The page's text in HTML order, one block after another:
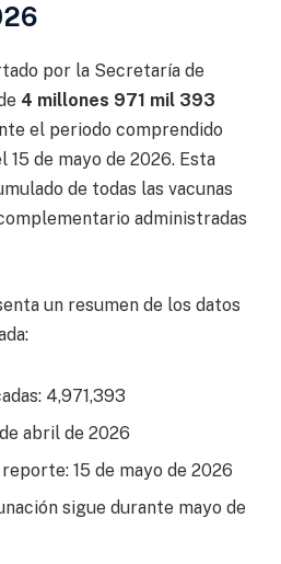
por la Secretaría de
4 millones 971 mil 393
el periodo comprendido
de mayo de 2026. Esta
de todas las vacunas
administradas
un resumen de los datos
4,971,393
abril de 2026
15 de mayo de 2026
sigue durante mayo de